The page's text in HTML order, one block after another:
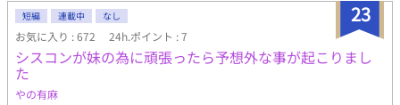
本によく似た、とある場所での物語。 更新はゆっくり。
23
短編 連載中 なし
お気に入り : 672 24h.ポイント : 7
シスコンが妹の為に頑張ったら予想外な事が起こりまし
た
やの有麻